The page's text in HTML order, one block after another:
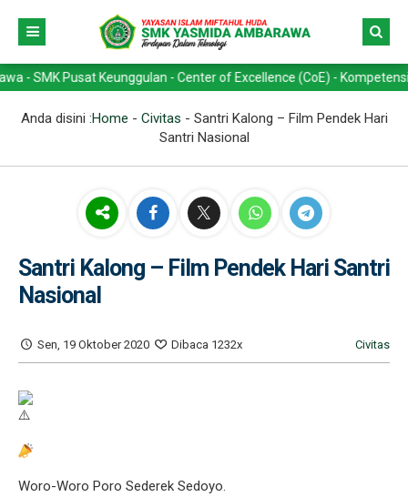
Pusat Keunggulan - Center of Excellence (CoE) - Kompetensi
Anda disini :Home - Civitas - Santri Kalong – Film Pendek Hari
Santri Nasional
Santri Kalong – Film Pendek Hari Santri
Nasional
Sen, 19 Oktober 2020 Dibaca 1232x Civitas
Woro-Woro Poro Sederek Sedoyo.